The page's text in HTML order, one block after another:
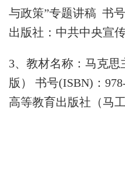
与政策”专题讲稿 书号
出版社：中共中央宣
3、教材名称：马克思
版） 书号(ISBN) ：
高等教育出版社（马工